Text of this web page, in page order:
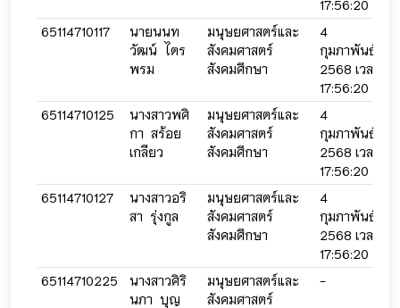
17:56:20
65114710117
นายนนท
วัฒน์ ไตร
พรม
มนุษยศาสตร์และ
สังคมศาสตร์
สังคมศึกษา
4
กุมภาพันธ์
2568 เวลา
17:56:20
65114710125
นางสาวพศิ
กา สร้อย
เกลียว
มนุษยศาสตร์และ
สังคมศาสตร์
สังคมศึกษา
4
กุมภาพันธ์
2568 เวลา
17:56:20
65114710127
นางสาวอริ
สา รุ่งกูล
มนุษยศาสตร์และ
สังคมศาสตร์
สังคมศึกษา
4
กุมภาพันธ์
2568 เวลา
17:56:20
65114710225
นางสาวศิริ
นภา บุญ
มนุษยศาสตร์และ
สังคมศาสตร์
-